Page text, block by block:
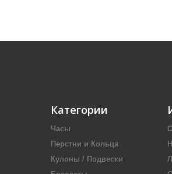
Категории
Часы
Перстни и Кольца
Кулоны / Подвески